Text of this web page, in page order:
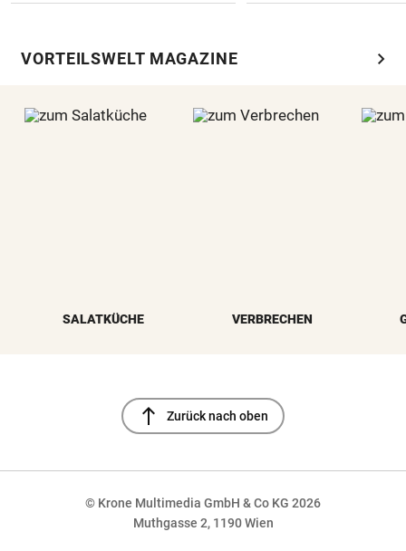
VORTEILSWELT MAGAZINE chevron_right
SALATKÜCHE VERBRECHEN
north Zurück nach oben
© Krone Multimedia GmbH & Co KG 2026
Muthgasse 2, 1190 Wien